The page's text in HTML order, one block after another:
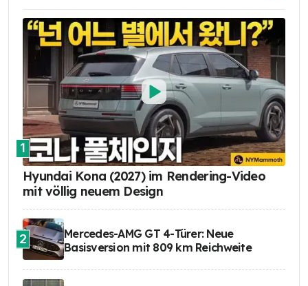
1
Hyundai Kona (2027) im Rendering-Video
mit völlig neuem Design
2
Mercedes-AMG GT 4-Türer: Neue
Basisversion mit 809 km Reichweite